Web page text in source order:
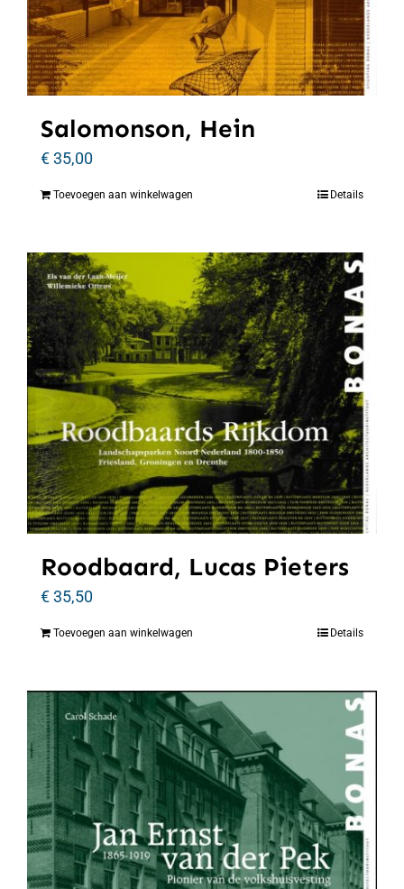
Salomonson, Hein
€35,00
Toevoegen aan winkelwagen Details
Roodbaard, Lucas Pieters
€35,50
Toevoegen aan winkelwagen Details